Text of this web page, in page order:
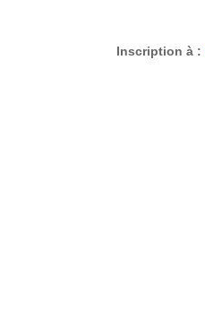
Inscription à :